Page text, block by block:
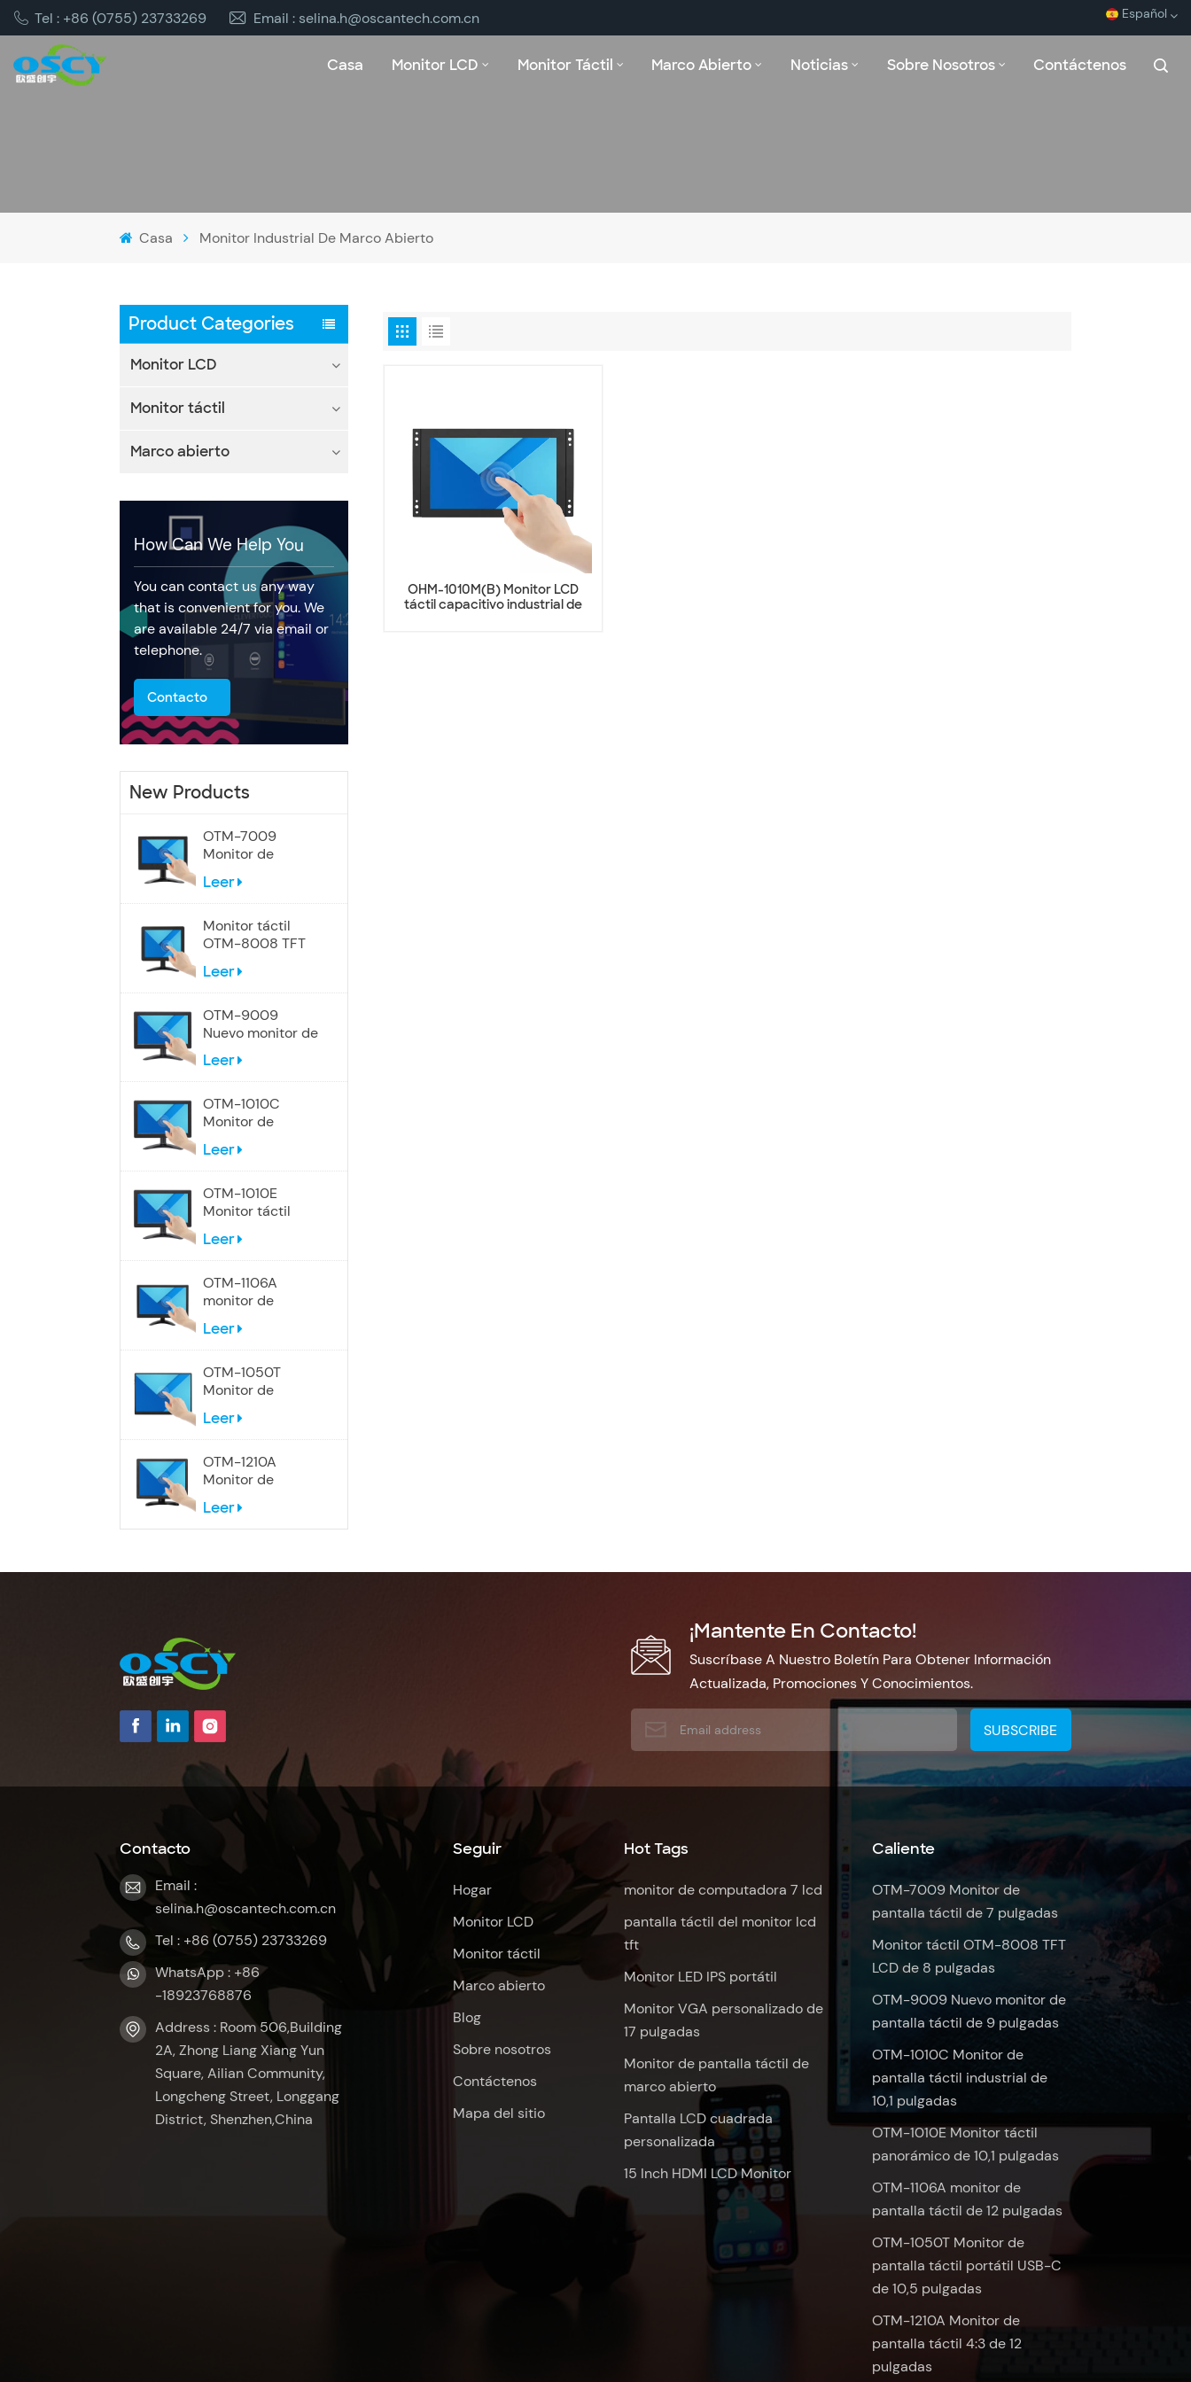
Tel : +86 (0755) 23733269 Email : selina.h@oscantech.com.cn Español
بالعربية
Casa Monitor LCD Monitor Táctil Marco Abierto Noticias Sobre Nosotros Contáctenos
Casa Monitor Industrial De Marco Abierto
Product Categories
Monitor LCD
Monitor táctil
Marco abierto
How Can We Help You
You can contact us any way
that is convenient for you. We
are available 24/7 via email or
telephone.
Contacto
New Products
OTM-7009
Monitor de
7 pulgadas
Leer
Monitor táctil
OTM-8008 TFT
pulgadas
Leer
OTM-9009
Nuevo monitor de
pantalla táctil de
9 pulgadas
Leer
OTM-1010C
Monitor de
pantalla táctil
industrial de 10,1
pulgadas
Leer
OTM-1010E
Monitor táctil
panorámico de
10,1 pulgadas
Leer
OTM-1106A
monitor de
pantalla táctil de
12 pulgadas
Leer
OTM-1050T
Monitor de
portátil USB-C de
10,5 pulgadas
Leer
OTM-1210A
Monitor de
de 12 pulgadas
Leer
OHM-1010M(B) Monitor LCD
táctil capacitivo industrial de
¡Mantente En Contacto!
Suscríbase A Nuestro Boletín Para Obtener Información
Actualizada, Promociones Y Conocimientos.
Contacto
Email :
selina.h@oscantech.com.cn
Tel : +86 (0755) 23733269
WhatsApp : +86
-18923768876
Address : Room 506,Building
2A, Zhong Liang Xiang Yun
Square, Ailian Community,
Longcheng Street, Longgang
District, Shenzhen,China
Seguir
Hogar
Monitor LCD
Monitor táctil
Marco abierto
Blog
Sobre nosotros
Contáctenos
Mapa del sitio
Hot Tags
monitor de computadora 7 lcd
pantalla táctil del monitor lcd
tft
Monitor LED IPS portátil
Monitor VGA personalizado de
17 pulgadas
Monitor de pantalla táctil de
marco abierto
Pantalla LCD cuadrada
personalizada
15 Inch HDMI LCD Monitor
Caliente
OTM-7009 Monitor de
pantalla táctil de 7 pulgadas
Monitor táctil OTM-8008 TFT
LCD de 8 pulgadas
OTM-9009 Nuevo monitor de
pantalla táctil de 9 pulgadas
OTM-1010C Monitor de
pantalla táctil industrial de
10,1 pulgadas
OTM-1010E Monitor táctil
panorámico de 10,1 pulgadas
OTM-1106A monitor de
pantalla táctil de 12 pulgadas
OTM-1050T Monitor de
pantalla táctil portátil USB-C
de 10,5 pulgadas
OTM-1210A Monitor de
pantalla táctil 4:3 de 12
pulgadas